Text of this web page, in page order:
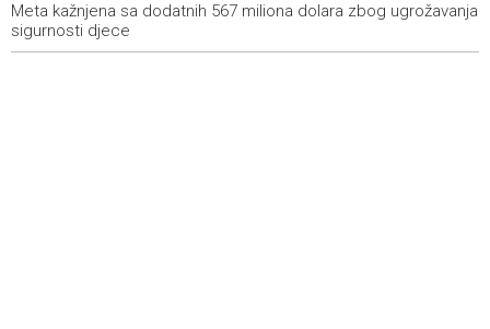
Meta kažnjena sa dodatnih 567 miliona dolara zbog ugrožavanja
sigurnosti djece